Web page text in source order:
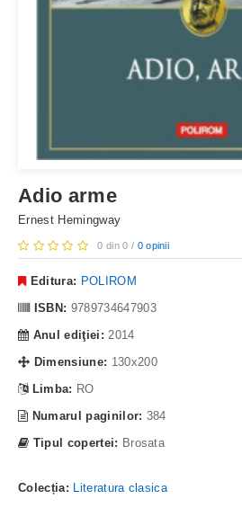
Adio arme
Ernest Hemingway
0 din 0 / 0 opinii
Editura: POLIROM
ISBN: 9789734647903
Anul ediţiei: 2014
Dimensiune: 130x200
Limba: RO
Numarul paginilor: 384
Tipul copertei: Brosata
Colecția: Literatura clasica